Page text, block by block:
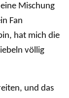
Mischung
Fan
hat mich die
völlig
und das